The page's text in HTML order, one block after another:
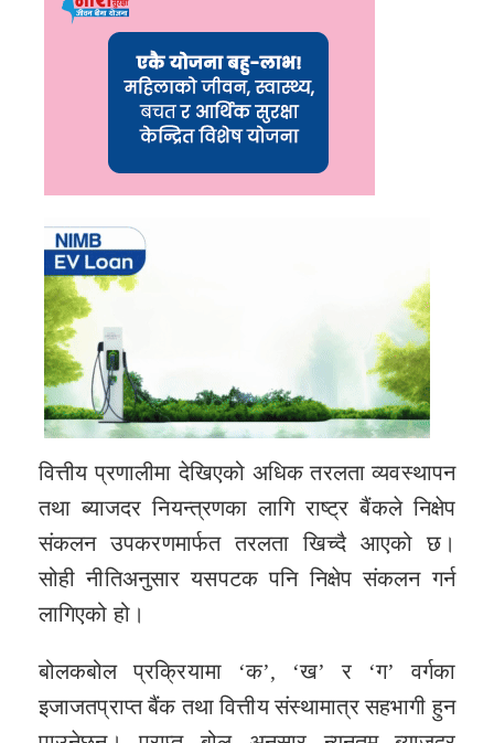
वित्तीय प्रणालीमा देखिएको अधिक तरलता व्यवस्थापन
तथा ब्याजदर नियन्त्रणका लागि राष्ट्र बैंकले निक्षेप
संकलन उपकरणमार्फत तरलता खिच्दै आएको छ।
सोही नीतिअनुसार यसपटक पनि निक्षेप संकलन गर्न
लागिएको हो।
बोलकबोल प्रक्रियामा ‘क’, ‘ख’ र ‘ग’ वर्गका
इजाजतप्राप्त बैंक तथा वित्तीय संस्थामात्र सहभागी हुन